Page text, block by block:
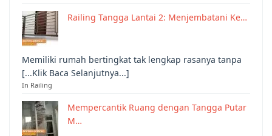
Railing Tangga Lantai 2: Menjembatani Ke…
Memiliki rumah bertingkat tak lengkap rasanya tanpa
[...Klik Baca Selanjutnya...]
In Railing
Mempercantik Ruang dengan Tangga Putar
M…